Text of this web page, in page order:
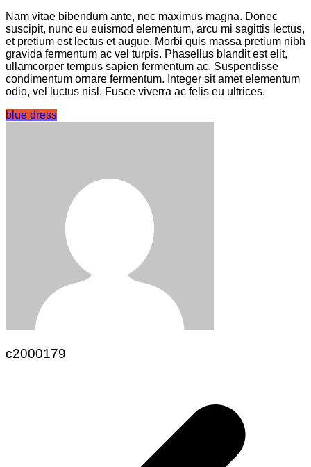
Nam vitae bibendum ante, nec maximus magna. Donec
suscipit, nunc eu euismod elementum, arcu mi sagittis lectus,
et pretium est lectus et augue. Morbi quis massa pretium nibh
gravida fermentum ac vel turpis. Phasellus blandit est elit,
ullamcorper tempus sapien fermentum ac. Suspendisse
condimentum ornare fermentum. Integer sit amet elementum
odio, vel luctus nisl. Fusce viverra ac felis eu ultrices.
blue dress
c2000179